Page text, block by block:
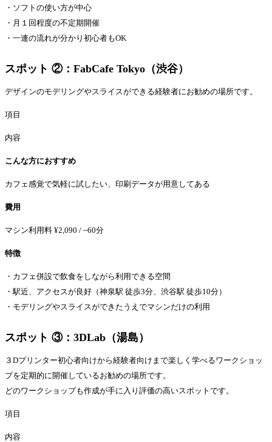
・ソフトの使い方が中心
・月１回程度の不定期開催
・一連の流れが分かり初心者もOK
スポット ②：FabCafe Tokyo（渋谷）
デザインのモデリングやスライスができる経験者にお勧めの場所です。
項目
内容
こんな方におすすめ
カフェ感覚で気軽に試したい、印刷データが用意してある
費用
マシン利用料 ¥2,090 / ~60分
特徴
・カフェ併設で飲食をしながら利用できる空間
・駅近、アクセスが良好（神泉駅 徒歩3分、渋谷駅 徒歩10分）
・モデリングやスライスができたうえでマシンだけの利用
スポット ③：3DLab（湯島）
３Dプリンター初心者向けから経験者向けまで楽しく学べるワークショッ
プを定期的に開催しているお勧めの場所です。
どのワークショップも作成が手に入り評価の高いスポットです。
項目
内容